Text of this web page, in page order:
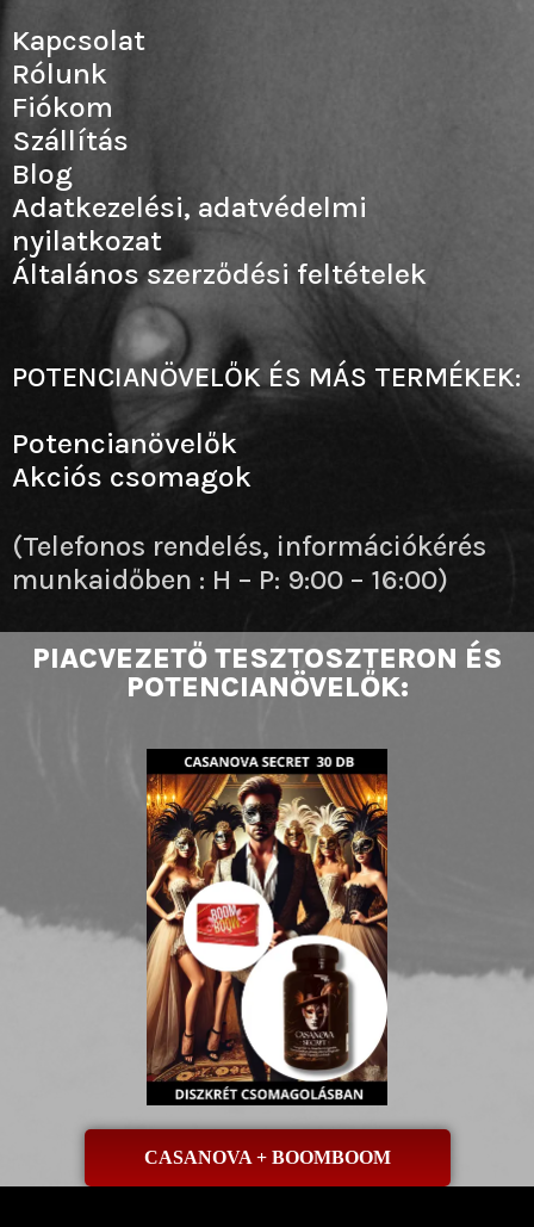
PIACVEZETŐ TESZTOSZTERON ÉS
POTENCIANÖVELŐK:
CASANOVA + BOOMBOOM
Kapcsolat
Rólunk
Fiókom
Szállítás
Blog
Adatkezelési, adatvédelmi
nyilatkozat
Általános szerződési feltételek
POTENCIANÖVELŐK ÉS MÁS TERMÉKEK:
Potencianövelők
Akciós csomagok
(Telefonos rendelés, információkérés
munkaidőben : H – P: 9:00 – 16:00)